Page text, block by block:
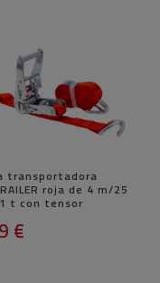
transportadora
roja de 4 m/25
t con tensor
€